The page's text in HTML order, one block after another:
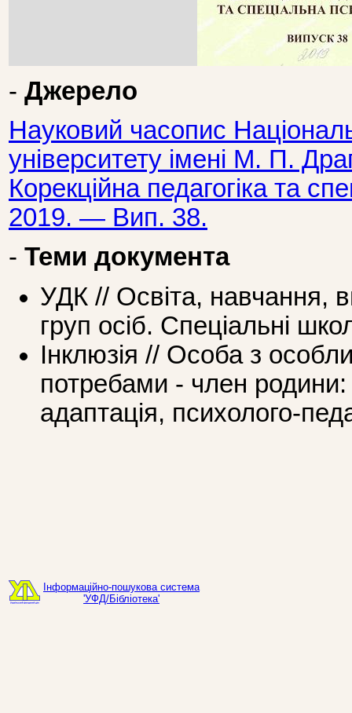
- Джерело
Науковий часопис
університету імені М. П.
Корекційна педагогіка та
2019. — Вип. 38.
- Теми документа
УДК // Освіта, навчання,
груп осіб. Спеціальні
Інклюзія // Особа з
потребами - член родини:
адаптація, психолого-
Інформаційно-пошукова система
'УФД/Бібліотека'